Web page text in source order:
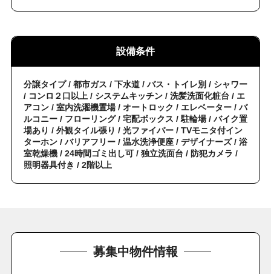
設備条件
分譲タイプ / 都市ガス / 下水道 / バス・トイレ別 / シャワー
/ コンロ２口以上 / システムキッチン / 洗髪洗面化粧台 / エ
アコン / 室内洗濯機置場 / オートロック / エレベーター / バ
ルコニー / フローリング / 宅配ボックス / 駐輪場 / バイク置
場あり / 外観タイル張り / 光ファイバー / TVモニタ付イン
ターホン / バリアフリー / 温水洗浄便座 / デザイナーズ / 浴
室乾燥機 / 24時間ゴミ出し可 / 独立洗面台 / 防犯カメラ /
照明器具付き / 2階以上
募集中物件情報